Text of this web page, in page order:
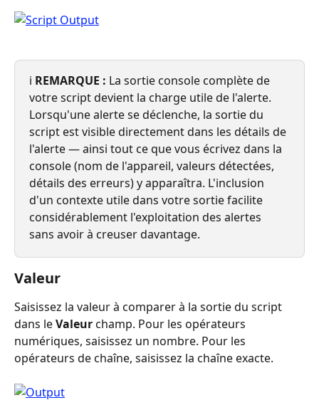
ℹ️ REMARQUE : La sortie console complète de
votre script devient la charge utile de l'alerte.
Lorsqu'une alerte se déclenche, la sortie du
script est visible directement dans les détails de
l'alerte — ainsi tout ce que vous écrivez dans la
console (nom de l'appareil, valeurs détectées,
détails des erreurs) y apparaîtra. L'inclusion
d'un contexte utile dans votre sortie facilite
considérablement l'exploitation des alertes
sans avoir à creuser davantage.
Valeur
Saisissez la valeur à comparer à la sortie du script
dans le Valeur champ. Pour les opérateurs
numériques, saisissez un nombre. Pour les
opérateurs de chaîne, saisissez la chaîne exacte.